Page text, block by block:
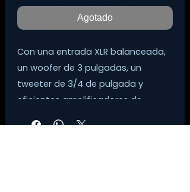
Agotado
Con una entrada XLR balanceada,
un woofer de 3 pulgadas, un
tweeter de 3/4 de pulgada y
eficientes amplificadores de